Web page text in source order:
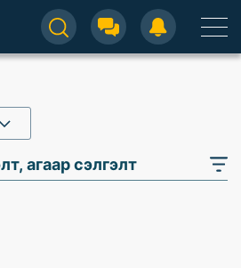
агаар сэлгэлт